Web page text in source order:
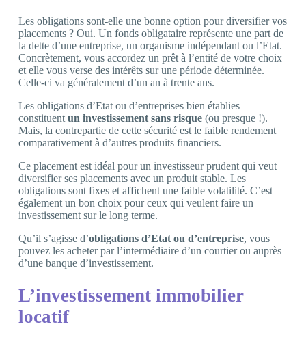
Les obligations sont-elle une bonne option pour diversifier vos
placements ? Oui. Un fonds obligataire représente une part de
la dette d’une entreprise, un organisme indépendant ou l’Etat.
Concrètement, vous accordez un prêt à l’entité de votre choix
et elle vous verse des intérêts sur une période déterminée.
Celle-ci va généralement d’un an à trente ans.
Les obligations d’Etat ou d’entreprises bien établies
constituent un investissement sans risque (ou presque !).
Mais, la contrepartie de cette sécurité est le faible rendement
comparativement à d’autres produits financiers.
Ce placement est idéal pour un investisseur prudent qui veut
diversifier ses placements avec un produit stable. Les
obligations sont fixes et affichent une faible volatilité. C’est
également un bon choix pour ceux qui veulent faire un
investissement sur le long terme.
Qu’il s’agisse d’obligations d’Etat ou d’entreprise, vous
pouvez les acheter par l’intermédiaire d’un courtier ou auprès
d’une banque d’investissement.
L’investissement immobilier
locatif